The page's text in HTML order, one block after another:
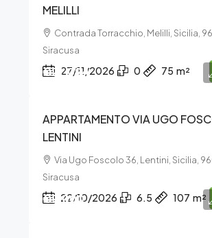
MELILLI
Contrada Torracchio, Melilli, Sicilia,
Siracusa
27/11/2026 0 75 m²
€21.094
APPARTAMENTO VIA UGO
LENTINI
Via Ugo Foscolo 36, Lentini, Sicilia,
Siracusa
22/10/2026 6.5 107 m²
€9.000